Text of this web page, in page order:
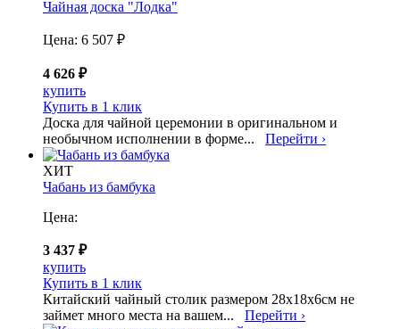
Чайная доска "Лодка"
Цена: 6 507 ₽
4 626 ₽
купить
Купить в 1 клик
Доска для чайной церемонии в оригинальном и
необычном исполнении в форме... Перейти ›
ХИТ
Чабань из бамбука
Цена:
3 437 ₽
купить
Купить в 1 клик
Китайский чайный столик размером 28х18х6см не
займет много места на вашем... Перейти ›